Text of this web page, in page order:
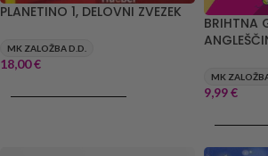
PLANETINO 1, DELOVNI ZVEZEK
MK ZALOŽBA D.D.
18,00€
BRIHTNA
MK
9,99€